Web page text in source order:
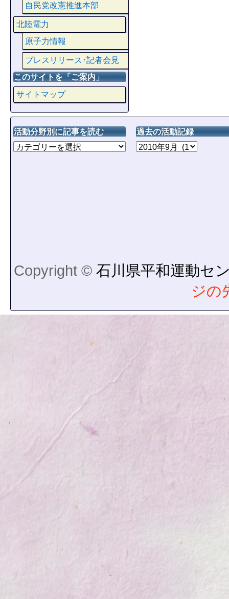
自民党改憲推進本部
北陸電力
原子力情報
プレスリリース･記者会見
このサイトを「ご案内」
サイトマップ
活動分野別に記事を読む 過去の活動記録
Copyright © 石川県平和運動セ
ジの